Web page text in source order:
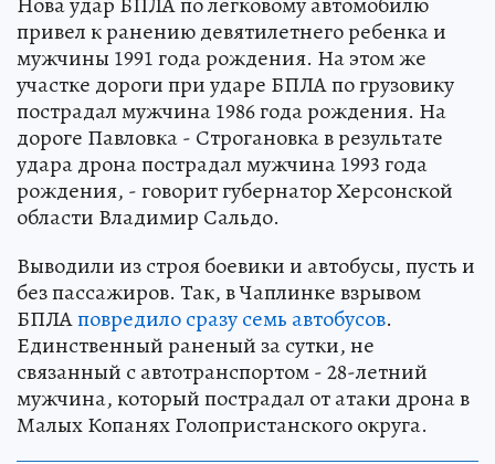
привел к ранению девятилетнего ребенка и
мужчины 1991 года рождения. На этом же
участке дороги при ударе БПЛА по грузовику
пострадал мужчина 1986 года рождения. На
дороге Павловка - Строгановка в результате
удара дрона пострадал мужчина 1993 года
рождения, - говорит губернатор Херсонской
области Владимир Сальдо.
Выводили из строя боевики и автобусы, пусть и
без пассажиров. Так, в Чаплинке взрывом
БПЛАповредило сразу семь автобусов.
Единственный раненый за сутки, не
связанный с автотранспортом - 28-летний
мужчина, который пострадал от атаки дрона в
Малых Копанях Голопристанского округа.